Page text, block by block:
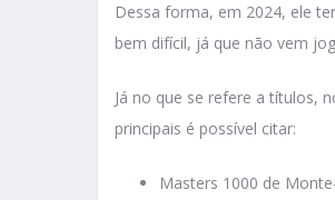
Dessa forma, em 2024, ele
bem difícil, já que não vem
Já no que se refere a títulos,
principais é possível citar:
Masters 1000 de